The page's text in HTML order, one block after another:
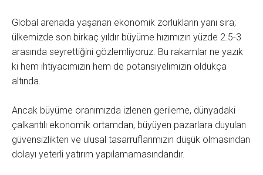
Global arenada yaşanan ekonomik zorlukların yanı sıra;
ülkemizde son birkaç yıldır büyüme hızımızın yüzde 2.5-3
arasında seyrettiğini gözlemliyoruz. Bu rakamlar ne yazık
ki hem ihtiyacımızın hem de potansiyelimizin oldukça
altında.
Ancak büyüme oranımızda izlenen gerileme, dünyadaki
çalkantılı ekonomik ortamdan, büyüyen pazarlara duyulan
güvensizlikten ve ulusal tasarruflarımızın düşük olmasından
dolayı yeterli yatırım yapılamamasındandır.